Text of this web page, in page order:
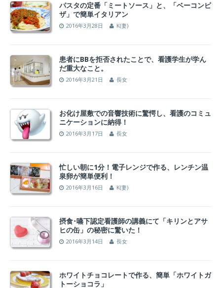
パスタの定番「ミートソース」と、「ベーコンピ
ザ」で簡単イタリアン
2016年3月28日 K(妻)
患者にBBを拒否されたことで、看護学生が学ん
だ重大なこと。
2016年3月21日 長女
お化け屋敷での音響技術に驚愕し、看護のコミュ
ニケーションに納得！
2016年3月17日 長女
忙しい朝に1分！電子レンジで作る、レンチン温
泉卵が簡単便利！
2016年3月16日 K(妻)
摂食･嚥下認定看護師の講義にて「キリンとアサ
ヒの缶」の秘密に驚いた！
2016年3月14日 長女
ホワイトチョコレートで作る、簡単「ホワイトガ
トーショコラ」